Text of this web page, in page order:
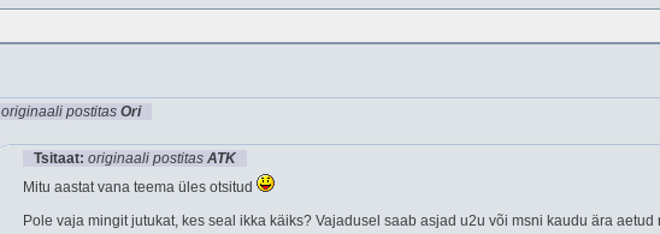
originaali postitas Ori
Tsitaat: originaali postitas ATK
Mitu aastat vana teema üles otsitud
Pole vaja mingit jutukat, kes seal ikka käiks? Vajadusel saab asjad u2u või msni kaudu ära aetud